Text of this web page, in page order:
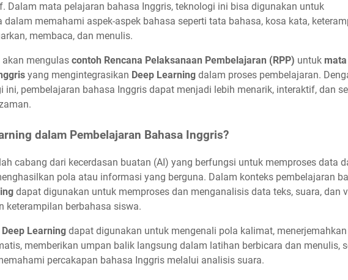
Dalam mata pelajaran bahasa Inggris, teknologi ini bisa digunakan untuk
memahami aspek-aspek bahasa seperti tata bahasa, kosa kata,
membaca, dan menulis.
mengulas contoh Rencana Pelaksanaan Pembelajaran (RPP) untuk mata
yang mengintegrasikan Deep Learning dalam proses pembelajaran.
ini, pembelajaran bahasa Inggris dapat menjadi lebih menarik, interaktif, dan
dalam Pembelajaran Bahasa Inggris?
cabang dari kecerdasan buatan (AI) yang berfungsi untuk memproses data
pola atau informasi yang berguna. Dalam konteks pembelajaran
dapat digunakan untuk memproses dan menganalisis data teks, suara, dan
keterampilan berbahasa siswa.
Deep Learning dapat digunakan untuk mengenali pola kalimat, menerjemahkan
memberikan umpan balik langsung dalam latihan berbicara dan menulis,
percakapan bahasa Inggris melalui analisis suara.